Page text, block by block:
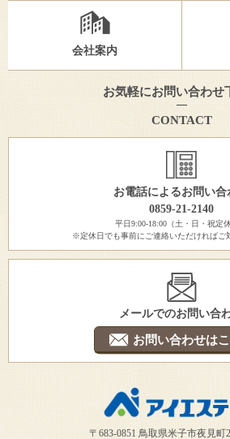
会社案内
お気軽にお問い合わせ
CONTACT
お電話によるお問い合
0859-21-2140
平日9:00-18:00（土・日・祝定休
※定休日でも事前にご連絡いただければご
メールでのお問い合
お問い合わせは
〒683-0851 鳥取県米子市夜見町